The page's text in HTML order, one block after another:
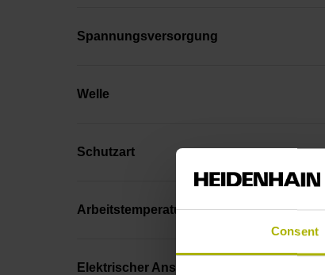
Consent
Spannungsversorgung
Welle
Schutzart
Arbeitstemperatur
Elektrischer Anschluss